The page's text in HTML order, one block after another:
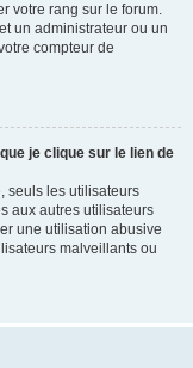
votre rang sur le forum.
un administrateur ou un
compteur de
je clique sur le lien de
seuls les utilisateurs
aux autres utilisateurs
une utilisation abusive
malveillants ou